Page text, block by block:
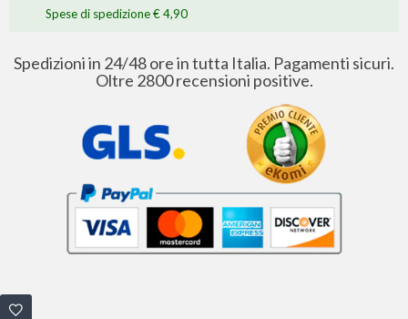
Spese di spedizione € 4,90
Spedizioni in 24/48 ore in tutta Italia. Pagamenti sicuri.
Oltre 2800 recensioni positive.